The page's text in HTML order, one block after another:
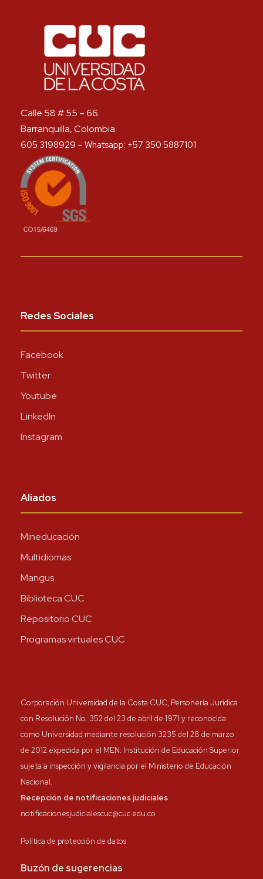
Calle 58 # 55 – 66.
Barranquilla, Colombia.
605 3198929 – Whatsapp: +57 350 5887101
Redes Sociales
Facebook
Twitter
Youtube
LinkedIn
Instagram
Aliados
Mineducación
Multidiomas
Mangus
Biblioteca CUC
Repositorio CUC
Programas virtuales CUC
Corporación Universidad de la Costa CUC, Personería Jurídica
con Resolución No. 352 del 23 de abril de 1971 y reconocida
como Universidad mediante resolución 3235 del 28 de marzo
de 2012 expedida por el MEN. Institución de Educación Superior
sujeta a inspección y vigilancia por el Ministerio de Educación
Nacional.
Recepción de notificaciones judiciales
notificacionesjudicialescuc@cuc.edu.co
Política de protección de datos
Buzón de sugerencias